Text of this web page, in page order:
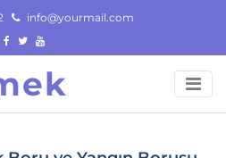
info@yourmail.com